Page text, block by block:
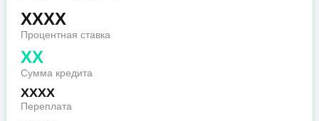
XXXX
Процентная ставка
XX
Сумма кредита
XXXX
Переплата